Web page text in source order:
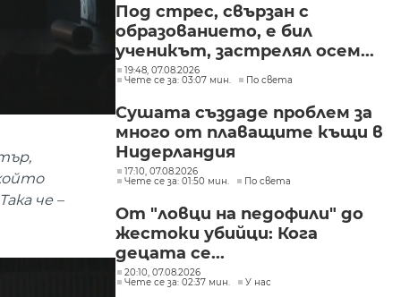
че –
Под стрес, свързан с
образованието, е бил
ученикът, застрелял осем...
19:48, 07.08.2026
Чете се за: 03:07 мин.
По света
Сушата създаде проблем за
много от плаващите къщи в
Нидерландия
17:10, 07.08.2026
Чете се за: 01:50 мин.
По света
От "ловци на педофили" до
жестоки убийци: Кога
децата се...
20:10, 07.08.2026
Чете се за: 02:37 мин.
У нас